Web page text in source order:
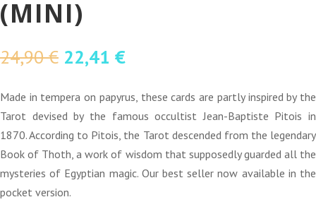
(MINI)
24,90€ O
original
era:
24,90 €.
22,41 €O
atual
é:
22,41 €.
Made in tempera on papyrus, these cards are partly inspired by the
Tarot devised by the famous occultist Jean-Baptiste Pitois in
1870. According to Pitois, the Tarot descended from the legendary
Book of Thoth, a work of wisdom that supposedly guarded all the
mysteries of Egyptian magic. Our best seller now available in the
pocket version.